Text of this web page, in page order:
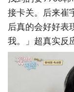
接卡关。后来崔
后真的会好好表
我。」超真实反